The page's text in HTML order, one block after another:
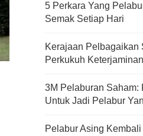
5 Perkara Yang
Semak Setiap Hari
Kerajaan Pelbagaikan
Perkukuh
3M Pelaburan Saham:
Untuk Jadi Pelabur
Pelabur Asing